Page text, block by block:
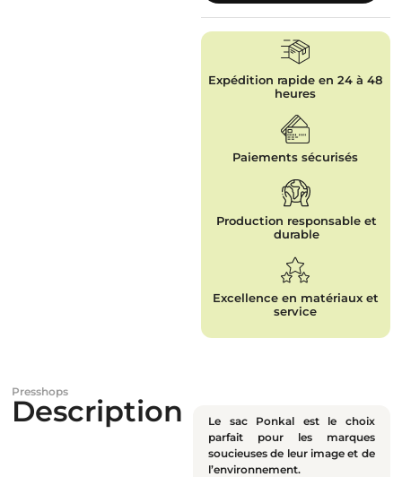
Expédition rapide en 24 à 48
heures
Paiements sécurisés
Production responsable et
durable
Excellence en matériaux et
service
Presshops
Description
Le sac Ponkal est le choix
parfait pour les marques
soucieuses de leur image et de
l’environnement.